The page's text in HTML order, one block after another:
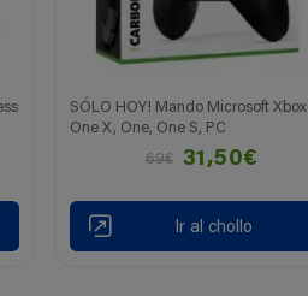
SÓLO HOY! Mando Microsoft Xbox
One X, One, One S, PC
69€
31,50€
Ir al chollo